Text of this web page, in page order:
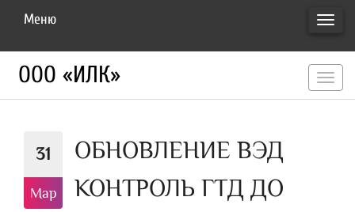
Меню
ООО «ИЛК»
31
Мар
ОБНОВЛЕНИЕ ВЭД
КОНТРОЛЬ ГТД ДО